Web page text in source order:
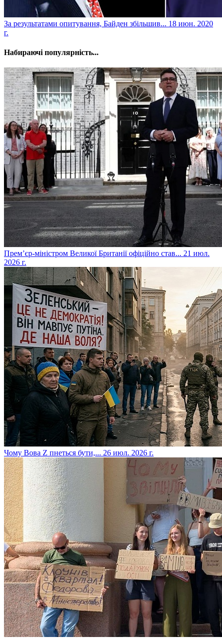
​За результатами опитування, Байден збільшив... 18 июн. 2020
г.
Набираючі популярність...
​Прем’єр-міністром Великої Британії офіційно став... 21 июл.
2026 г.
​Чому Вова Z пнеться бути,... 26 июл. 2026 г.